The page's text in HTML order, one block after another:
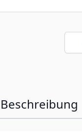
Beschreibung